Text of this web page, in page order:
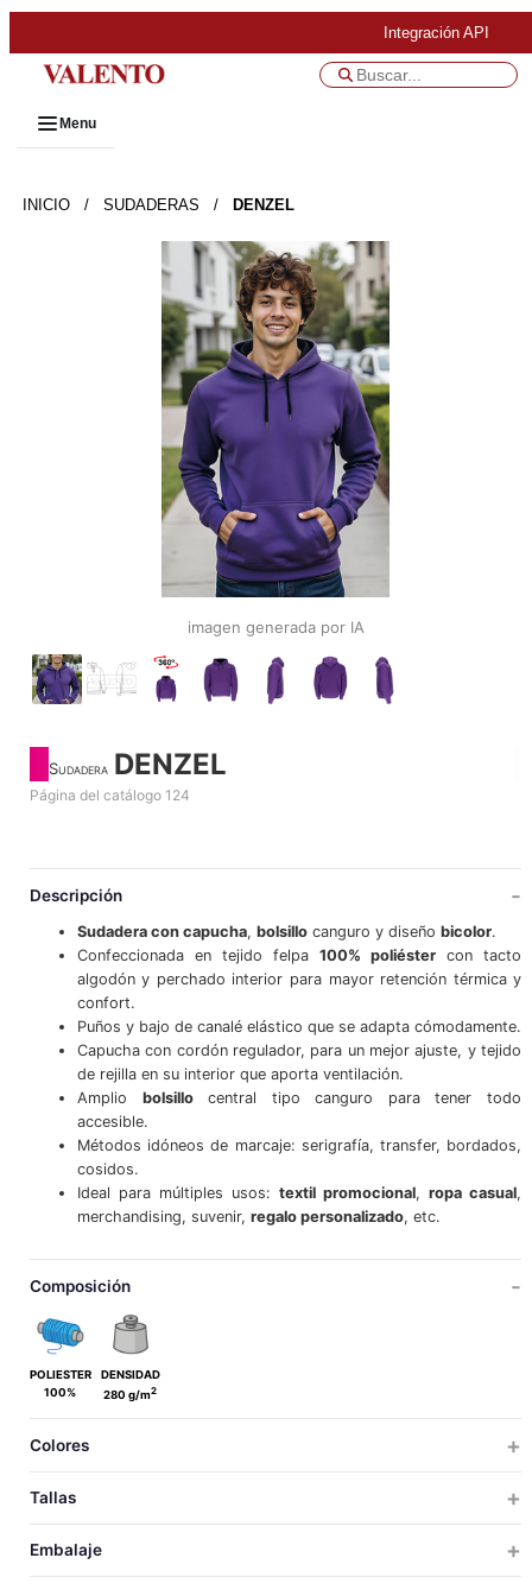
Integración API
Menu
INICIO / SUDADERAS / DENZEL
imagen generada por IA
Sudadera DENZEL
Página del catálogo 124
Descripción
Sudadera con capucha, bolsillocanguro y diseño bicolor.
Confeccionada en tejido felpa100% poliéster con tacto
algodón y perchado interior para mayor retención térmica y
confort.
Puños y bajo de canalé elástico que se adapta cómodamente.
Capucha con cordón regulador, para un mejor ajuste, y tejido
de rejilla en su interior que aporta ventilación.
Amplio bolsillocentral tipo canguro para tener todo
accesible.
Métodos idóneos de marcaje: serigrafía, transfer, bordados,
cosidos.
Ideal para múltiples usos:textil promocional,ropa casual,
merchandising, suvenir, regalo personalizado, etc.
Composición
POLIESTER
100%
DENSIDAD
280 g/m2
Colores
Tallas
XS S M L XL XXL
Embalaje